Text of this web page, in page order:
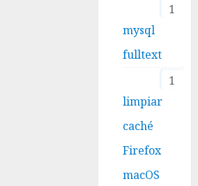
1
mysql
fulltext
1
limpiar
caché
Firefox
macOS